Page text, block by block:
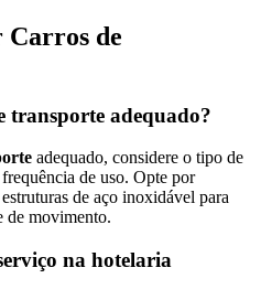
Carros de
transporte adequado?
adequado, considere o tipo de
de uso. Opte por
de aço inoxidável para
de movimento.
na hotelaria